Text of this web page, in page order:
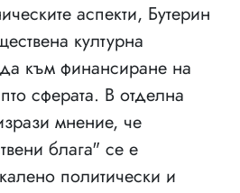
аспекти, Бутерин
културна
към финансиране на
сферата. В отделна
мнение, че
блага" се е
политически и